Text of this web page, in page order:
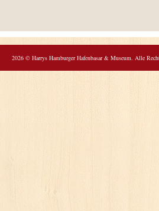
2026 © Harrys Hamburger Hafenbasar & Museum. Alle